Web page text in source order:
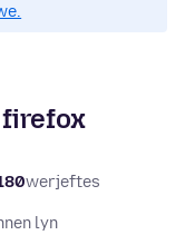
werjeftes
lyn